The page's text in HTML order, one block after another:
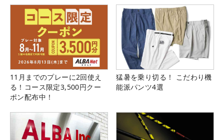
11月までのプレーに2回使え
る！コース限定3,500円クー
ポン配布中！
猛暑を乗り切る！ こだわり機
能派パンツ4選